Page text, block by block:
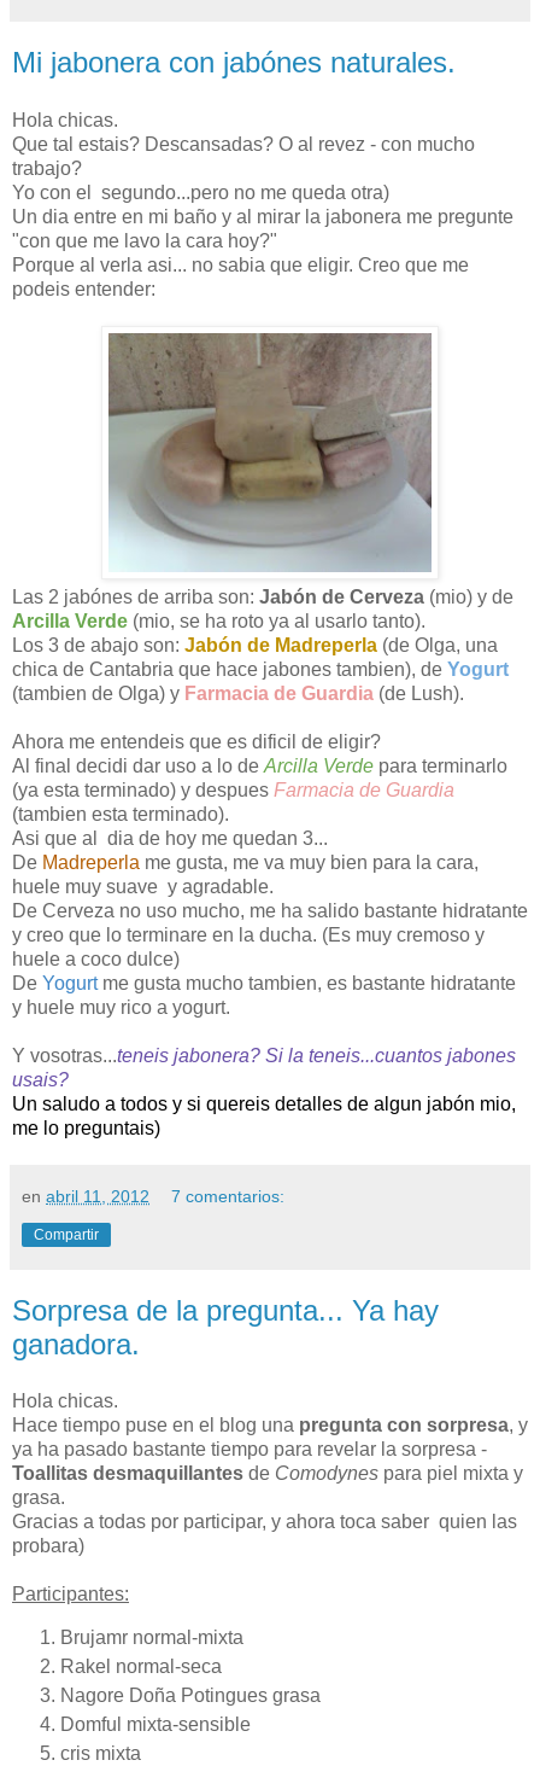
Mi jabonera con jabónes naturales.
Hola chicas.
Que tal estais? Descansadas? O al revez - con mucho
trabajo?
Yo con el segundo...pero no me queda otra)
Un dia entre en mi baño y al mirar la jabonera me pregunte
"con que me lavo la cara hoy?"
Porque al verla asi... no sabia que eligir. Creo que me
podeis entender:
Las 2 jabónes de arriba son: Jabón de Cerveza (mio) y de
Arcilla Verde (mio, se ha roto ya al usarlo tanto).
Los 3 de abajo son: Jabón de Madreperla (de Olga, una
chica de Cantabria que hace jabones tambien), de Yogurt
(tambien de Olga) y Farmacia de Guardia (de Lush).
Ahora me entendeis que es dificil de eligir?
Al final decidi dar uso a lo de Arcilla Verde para terminarlo
(ya esta terminado) y despues Farmacia de Guardia
(tambien esta terminado).
Asi que al dia de hoy me quedan 3...
De Madreperla me gusta, me va muy bien para la cara,
huele muy suave y agradable.
De Cerveza no uso mucho, me ha salido bastante hidratante
y creo que lo terminare en la ducha. (Es muy cremoso y
huele a coco dulce)
De Yogurtme gusta mucho tambien, es bastante hidratante
y huele muy rico a yogurt.
Y vosotras...teneis jabonera? Si la teneis...cuantos jabones
usais?
Un saludo a todos y si quereis detalles de algun jabón mio,
me lo preguntais)
en abril 11, 2012 7 comentarios:
Compartir
Sorpresa de la pregunta... Ya hay
ganadora.
Hola chicas.
Hace tiempo puse en el blog una pregunta con sorpresa, y
ya ha pasado bastante tiempo para revelar la sorpresa -
Toallitas desmaquillantes de Comodynes para piel mixta y
grasa.
Gracias a todas por participar, y ahora toca saber quien las
probara)
Participantes:
Brujamr normal-mixta
Rakel normal-seca
Nagore Doña Potingues grasa
Domful mixta-sensible
cris mixta